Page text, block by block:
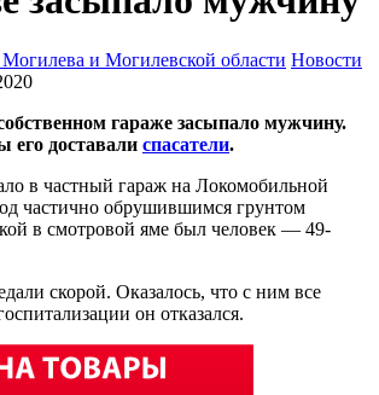
и Могилевской области Новости
гараже засыпало мужчину.
его доставали спасатели.
в частный гараж на Локомобильной
частично обрушившимся грунтом
в смотровой яме был человек — 49-
скорой. Оказалось, что с ним все
он отказался.